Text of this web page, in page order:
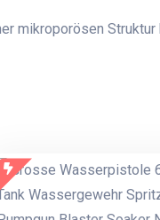
mikroporösen